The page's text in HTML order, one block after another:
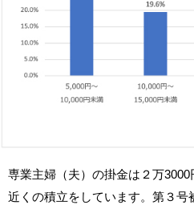
専業主婦（夫）の掛金は２万
近くの積立をしています。第３号